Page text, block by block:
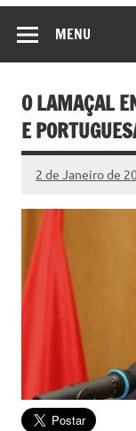
MENU
O LAMAÇAL
E
2 de Janeiro de